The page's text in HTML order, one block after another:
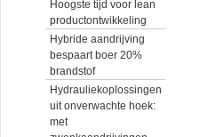
Hoogste tijd voor lean
productontwikkeling
Hybride aandrijving
bespaart boer 20%
brandstof
Hydrauliekoplossingen
uit onverwachte hoek:
met